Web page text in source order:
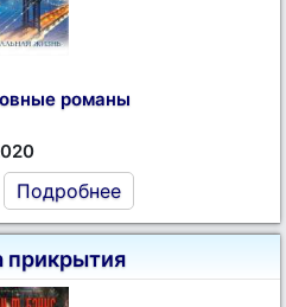
романы
Подробнее
прикрытия